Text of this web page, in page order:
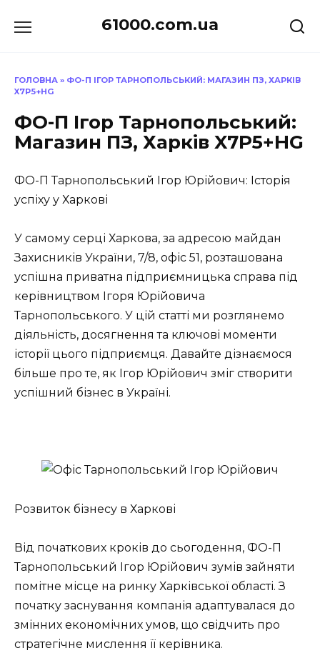
до
61000.com.ua
ГОЛОВНА » ФО-П ІГОР ТАРНОПОЛЬСЬКИЙ: МАГАЗИН ПЗ, ХАРКІВ
X7P5+HG
ФО-П Ігор Тарнопольський:
Магазин ПЗ, Харків X7P5+HG
ФО-П Тарнопольський Ігор Юрійович: Історія
успіху у Харкові
У самому серці Харкова, за адресою майдан
Захисників України, 7/8, офіс 51, розташована
успішна приватна підприємницька справа під
керівництвом Ігоря Юрійовича
Тарнопольського. У цій статті ми розглянемо
діяльність, досягнення та ключові моменти
історії цього підприємця. Давайте дізнаємося
більше про те, як Ігор Юрійович зміг створити
успішний бізнес в Україні.
Розвиток бізнесу в Харкові
Від початкових кроків до сьогодення, ФО-П
Тарнопольський Ігор Юрійович зумів зайняти
помітне місце на ринку Харківської області. З
початку заснування компанія адаптувалася до
змінних економічних умов, що свідчить про
стратегічне мислення її керівника.